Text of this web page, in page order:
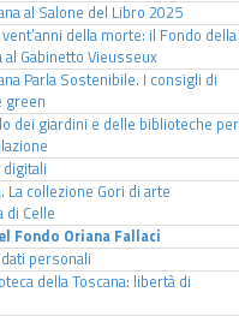
al Salone del Libro 2025
della morte: il Fondo della
al Gabinetto Vieusseux
Parla Sostenibile. I consigli di
green
dei giardini e delle biblioteche per
La collezione Gori di arte
di Celle
Fondo Oriana Fallaci
personali
della Toscana: libertà di